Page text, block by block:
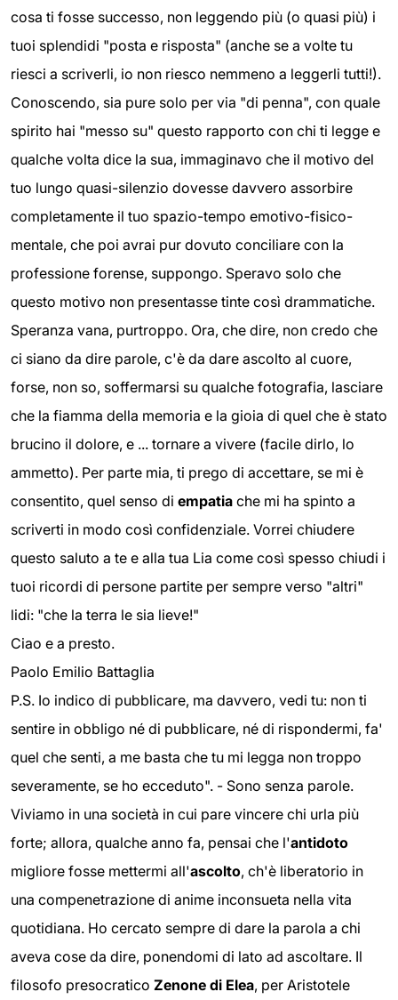
cosa ti fosse successo, non leggendo più (o quasi più) i
tuoi splendidi "posta e risposta" (anche se a volte tu
riesci a scriverli, io non riesco nemmeno a leggerli tutti!).
Conoscendo, sia pure solo per via "di penna", con quale
spirito hai "messo su" questo rapporto con chi ti legge e
qualche volta dice la sua, immaginavo che il motivo del
tuo lungo quasi-silenzio dovesse davvero assorbire
completamente il tuo spazio-tempo emotivo-fisico-
mentale, che poi avrai pur dovuto conciliare con la
professione forense, suppongo. Speravo solo che
questo motivo non presentasse tinte così drammatiche.
Speranza vana, purtroppo. Ora, che dire, non credo che
ci siano da dire parole, c'è da dare ascolto al cuore,
forse, non so, soffermarsi su qualche fotografia, lasciare
che la fiamma della memoria e la gioia di quel che è stato
brucino il dolore, e ... tornare a vivere (facile dirlo, lo
ammetto). Per parte mia, ti prego di accettare, se mi è
consentito, quel senso di empatia che mi ha spinto a
scriverti in modo così confidenziale. Vorrei chiudere
questo saluto a te e alla tua Lia come così spesso chiudi i
tuoi ricordi di persone partite per sempre verso "altri"
lidi: "che la terra le sia lieve!"
Ciao e a presto.
Paolo Emilio Battaglia
P.S. Io indico di pubblicare, ma davvero, vedi tu: non ti
sentire in obbligo né di pubblicare, né di rispondermi, fa'
quel che senti, a me basta che tu mi legga non troppo
severamente, se ho ecceduto". - Sono senza parole.
Viviamo in una società in cui pare vincere chi urla più
forte; allora, qualche anno fa, pensai che l'antidoto
migliore fosse mettermi all'ascolto, ch'è liberatorio in
una compenetrazione di anime inconsueta nella vita
quotidiana. Ho cercato sempre di dare la parola a chi
aveva cose da dire, ponendomi di lato ad ascoltare. Il
filosofo presocratico Zenone di Elea, per Aristotele